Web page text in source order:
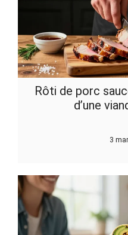
Rôti de porc
d’une
3